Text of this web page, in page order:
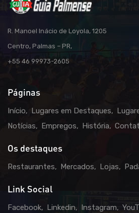
R. Manoel Inácio de Loyola, 1205
Centro, Palmas – PR,
+55 46 99973-2605
Páginas
Início Lugares em Destaques
Notícias
Empregos História
Os destaques
Restaurantes Mercados Lojas
Link Social
Facebook Linkedin Instagram